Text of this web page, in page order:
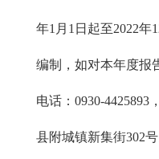
年1月1日起至2022年
编制，如对本年度报
电话：0930-4425893
县附城镇新集街302号